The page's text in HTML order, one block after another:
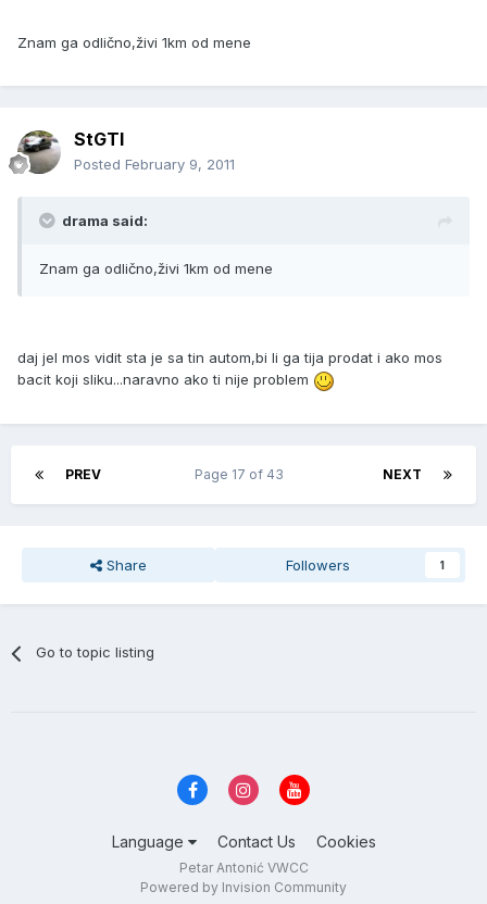
Znam ga odlično,živi 1km od mene
StGTI
Posted February 9, 2011
drama said:
Znam ga odlično,živi 1km od mene
daj jel mos vidit sta je sa tin autom,bi li ga tija prodat i ako mos
bacit koji sliku...naravno ako ti nije problem
PREV NEXT
Page 17 of 43
Share Followers 1
Go to topic listing
Language Contact Us Cookies
Petar Antonić VWCC
Powered by Invision Community